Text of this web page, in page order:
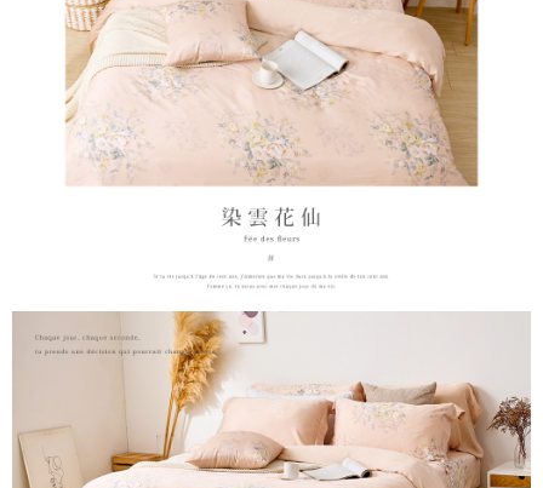
５．嚴禁一人註冊多個帳號或使用他人資訊註冊。若發現惡意使用之情形，
恩沛科技股份有限公司將有權停止該用戶之使用額度並採取法律行動。